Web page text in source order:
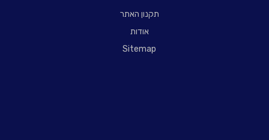
תקנון האתר
אודות
Sitemap